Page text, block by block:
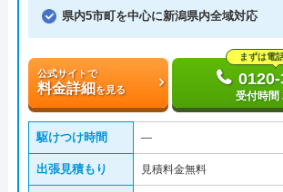
県内5市町を中心に新潟県内全域対応
公式サイトで
料金詳細 を見る
まずは電
受付時間
駆けつけ時間 ―
出張見積もり 見積料金無料